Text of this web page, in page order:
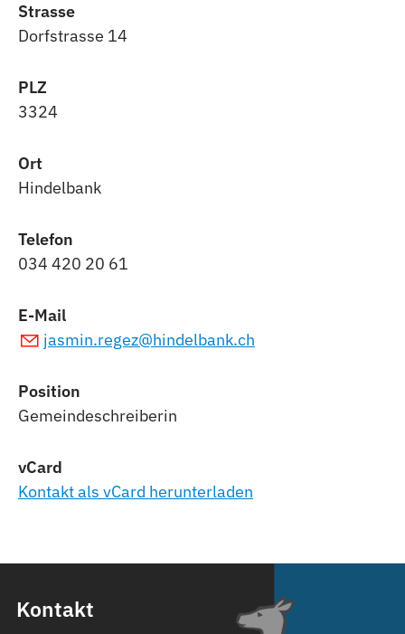
Strasse
Dorfstrasse 14
PLZ
3324
Ort
Hindelbank
Telefon
034 420 20 61
E-Mail
jasmin.regez@hindelbank.ch
Position
Gemeindeschreiberin
vCard
Kontakt als vCard herunterladen
Kontakt